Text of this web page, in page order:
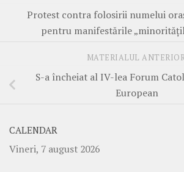
Protest contra folosirii numelui
pentru manifestările
MATERIALUL
S-a încheiat al IV-lea Forum
European
CALENDAR
Vineri, 7 august 2026